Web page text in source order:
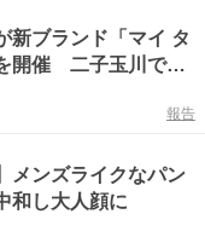
新ブランド「マイ タ
開催 二子玉川で期
報告
メンズライクなパン
和し大人顔に